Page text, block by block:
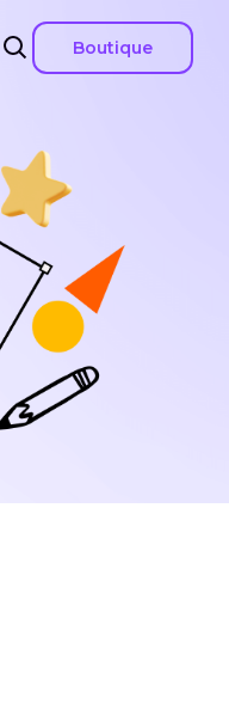
Boutique